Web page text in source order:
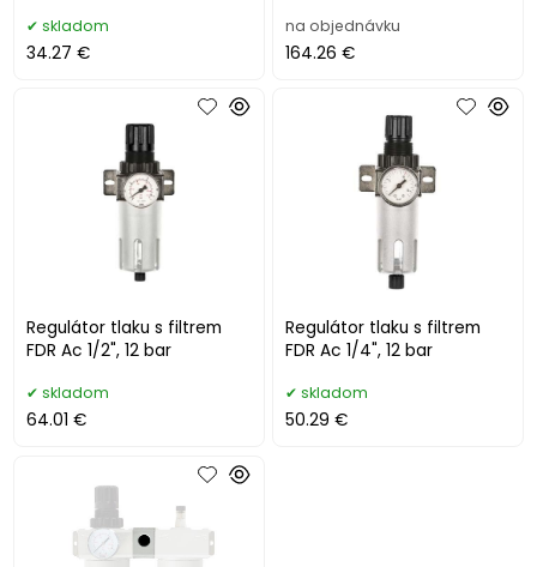
skladom
34.27 €
na objednávku
164.26 €
Regulátor tlaku s filtrem
FDR Ac 1/2", 12 bar
skladom
64.01 €
Regulátor tlaku s filtrem
FDR Ac 1/4", 12 bar
skladom
50.29 €